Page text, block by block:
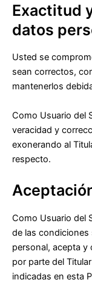
Exactitud
datos
Usted se
sean correctos,
mantenerlos
Como Usuario del
veracidad y
exonerando al
respecto.
Como Usuario del
de las
personal, acepta y
por parte del
indicadas en esta